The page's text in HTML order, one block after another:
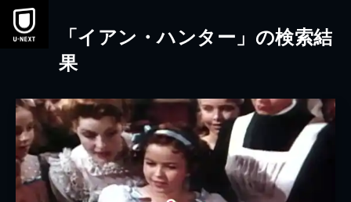
本文へスキップ
「イアン・ハンター」の検索結
果